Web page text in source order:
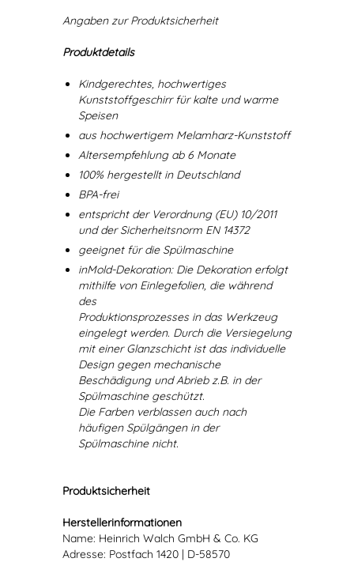
Angaben zur Produktsicherheit
Produktdetails
Kindgerechtes, hochwertiges
Kunststoffgeschirr für kalte und warme
Speisen
aus hochwertigem Melamharz-Kunststoff
Altersempfehlung ab 6 Monate
100% hergestellt in Deutschland
BPA-frei
entspricht der Verordnung (EU) 10/2011
und der Sicherheitsnorm EN 14372
geeignet für die Spülmaschine
inMold-Dekoration: Die Dekoration erfolgt
mithilfe von Einlegefolien, die während
des
Produktionsprozesses in das Werkzeug
eingelegt werden. Durch die Versiegelung
mit einer Glanzschicht ist das individuelle
Design gegen mechanische
Beschädigung und Abrieb z.B. in der
Spülmaschine geschützt.
Die Farben verblassen auch nach
häufigen Spülgängen in der
Spülmaschine nicht.
Produktsicherheit
Herstellerinformationen
Name: Heinrich Walch GmbH & Co. KG
Adresse: Postfach 1420 | D-58570